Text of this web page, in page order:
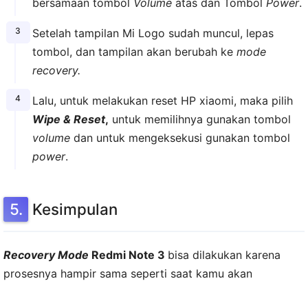
bersamaan tombol Volumeatas dan Tombol Power.
Setelah tampilan Mi Logo sudah muncul, lepas
tombol, dan tampilan akan berubah ke mode
recovery.
Lalu, untuk melakukan reset HP xiaomi, maka pilih
Wipe & Reset, untuk memilihnya gunakan tombol
volumedan untuk mengeksekusi gunakan tombol
power.
Kesimpulan
Recovery Mode Redmi Note 3 bisa dilakukan karena
prosesnya hampir sama seperti saat kamu akan